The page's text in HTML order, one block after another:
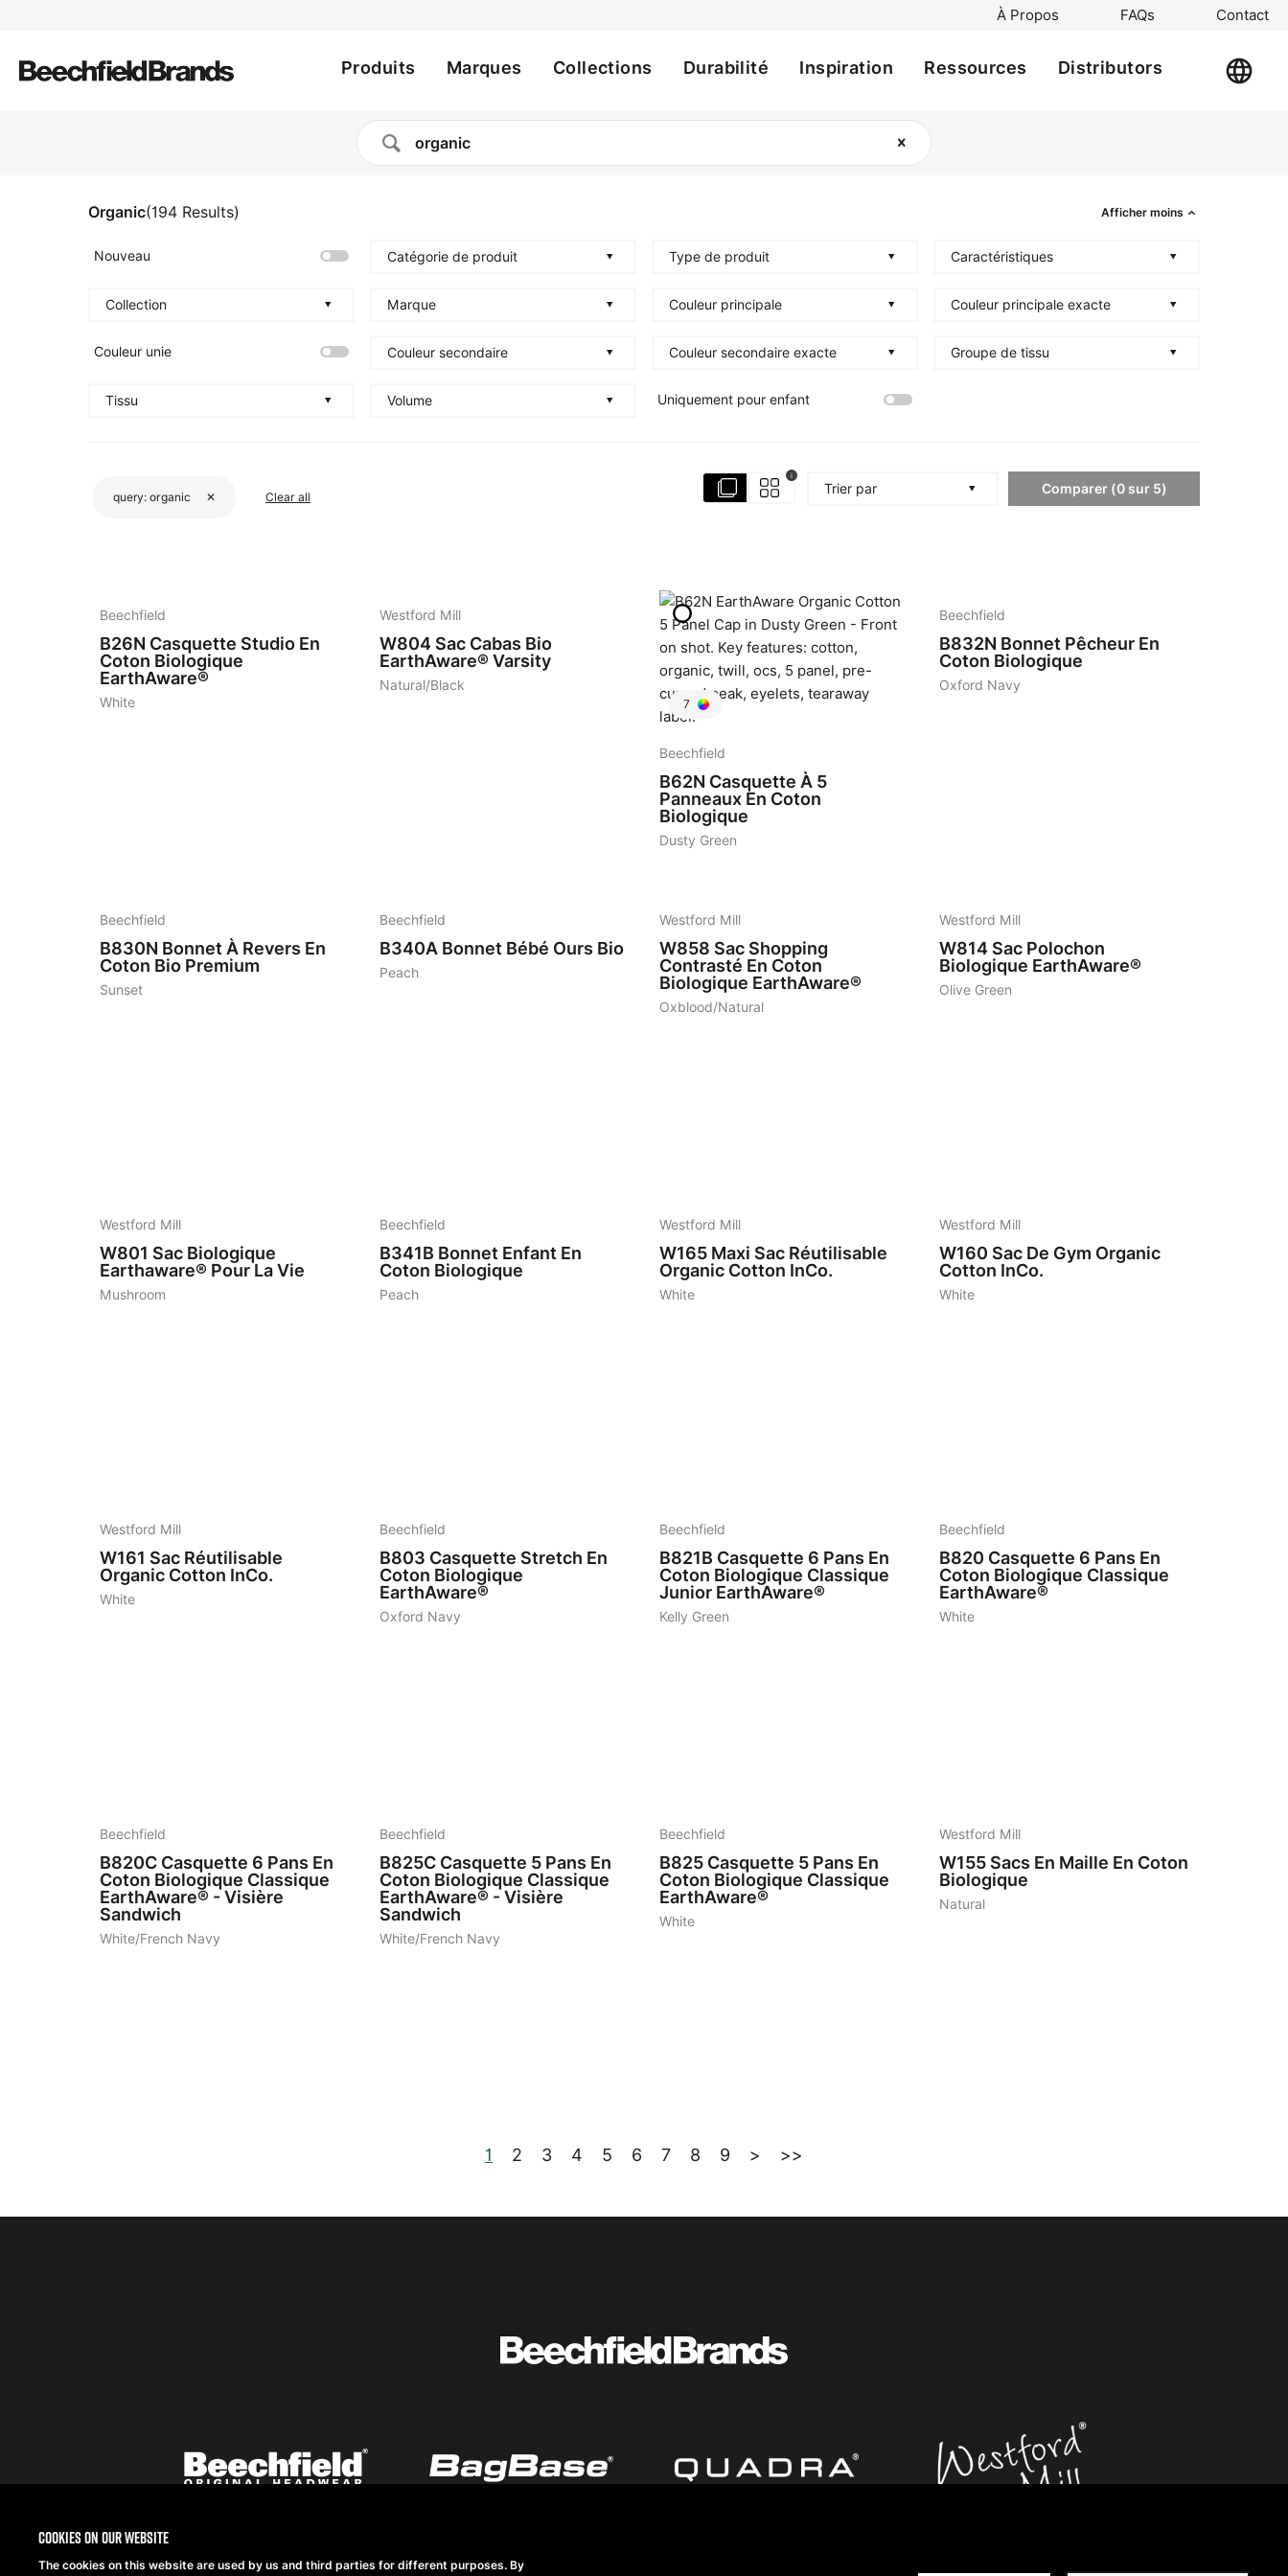
Cookies on our website
The cookies on this website are used by us and third parties for different purposes. By
contenu
principal
menu
À Propos FAQs Contact
Main
Produits Marques Collections Durabilité Inspiration Ressources Distributors
Organic(194 Results) Afficher moins
Nouveau Catégorie de produit Type de produit Caractéristiques
Collection Marque Couleur principale Couleur principale exacte
Couleur unie Couleur secondaire Couleur secondaire exacte Groupe de tissu
Tissu Volume Uniquement pour enfant
query: organic ✕ Clear all
i
Trier par Comparer(0 sur 5)
Beechfield
B26N Casquette Studio En
Coton Biologique
EarthAware®
White
Westford Mill
W804 Sac Cabas Bio
EarthAware® Varsity
Natural/Black
7
Beechfield
B62N Casquette À 5
Panneaux En Coton
Biologique
Dusty Green
Beechfield
B832N Bonnet Pêcheur En
Coton Biologique
Oxford Navy
Beechfield
B830N Bonnet À Revers En
Coton Bio Premium
Sunset
Beechfield
B340A Bonnet Bébé Ours Bio
Peach
Westford Mill
W858 Sac Shopping
Contrasté En Coton
Biologique EarthAware®
Oxblood/Natural
Westford Mill
W814 Sac Polochon
Biologique EarthAware®
Olive Green
Westford Mill
W801 Sac Biologique
Earthaware® Pour La Vie
Mushroom
Beechfield
B341B Bonnet Enfant En
Coton Biologique
Peach
Westford Mill
W165 Maxi Sac Réutilisable
Organic Cotton InCo.
White
Westford Mill
W160 Sac De Gym Organic
Cotton InCo.
White
Westford Mill
W161 Sac Réutilisable
Organic Cotton InCo.
White
Beechfield
B803 Casquette Stretch En
Coton Biologique
EarthAware®
Oxford Navy
Beechfield
B821B Casquette 6 Pans En
Coton Biologique Classique
Junior EarthAware®
Kelly Green
Beechfield
B820 Casquette 6 Pans En
Coton Biologique Classique
EarthAware®
White
Beechfield
B820C Casquette 6 Pans En
Coton Biologique Classique
EarthAware® - Visière
Sandwich
White/French Navy
Beechfield
B825C Casquette 5 Pans En
Coton Biologique Classique
EarthAware® - Visière
Sandwich
White/French Navy
Beechfield
B825 Casquette 5 Pans En
Coton Biologique Classique
EarthAware®
White
Westford Mill
W155 Sacs En Maille En Coton
Biologique
Natural
1 2 3 4 5 6 7 8 9 > >>